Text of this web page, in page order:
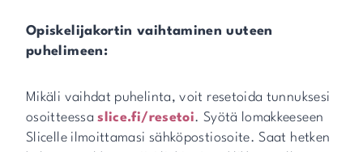
Opiskelijakortin vaihtaminen uuteen
puhelimeen:
Mikäli vaihdat puhelinta, voit resetoida tunnuksesi
osoitteessaslice.fi/resetoi. Syötä lomakkeeseen
Slicelle ilmoittamasi sähköpostiosoite. Saat hetken